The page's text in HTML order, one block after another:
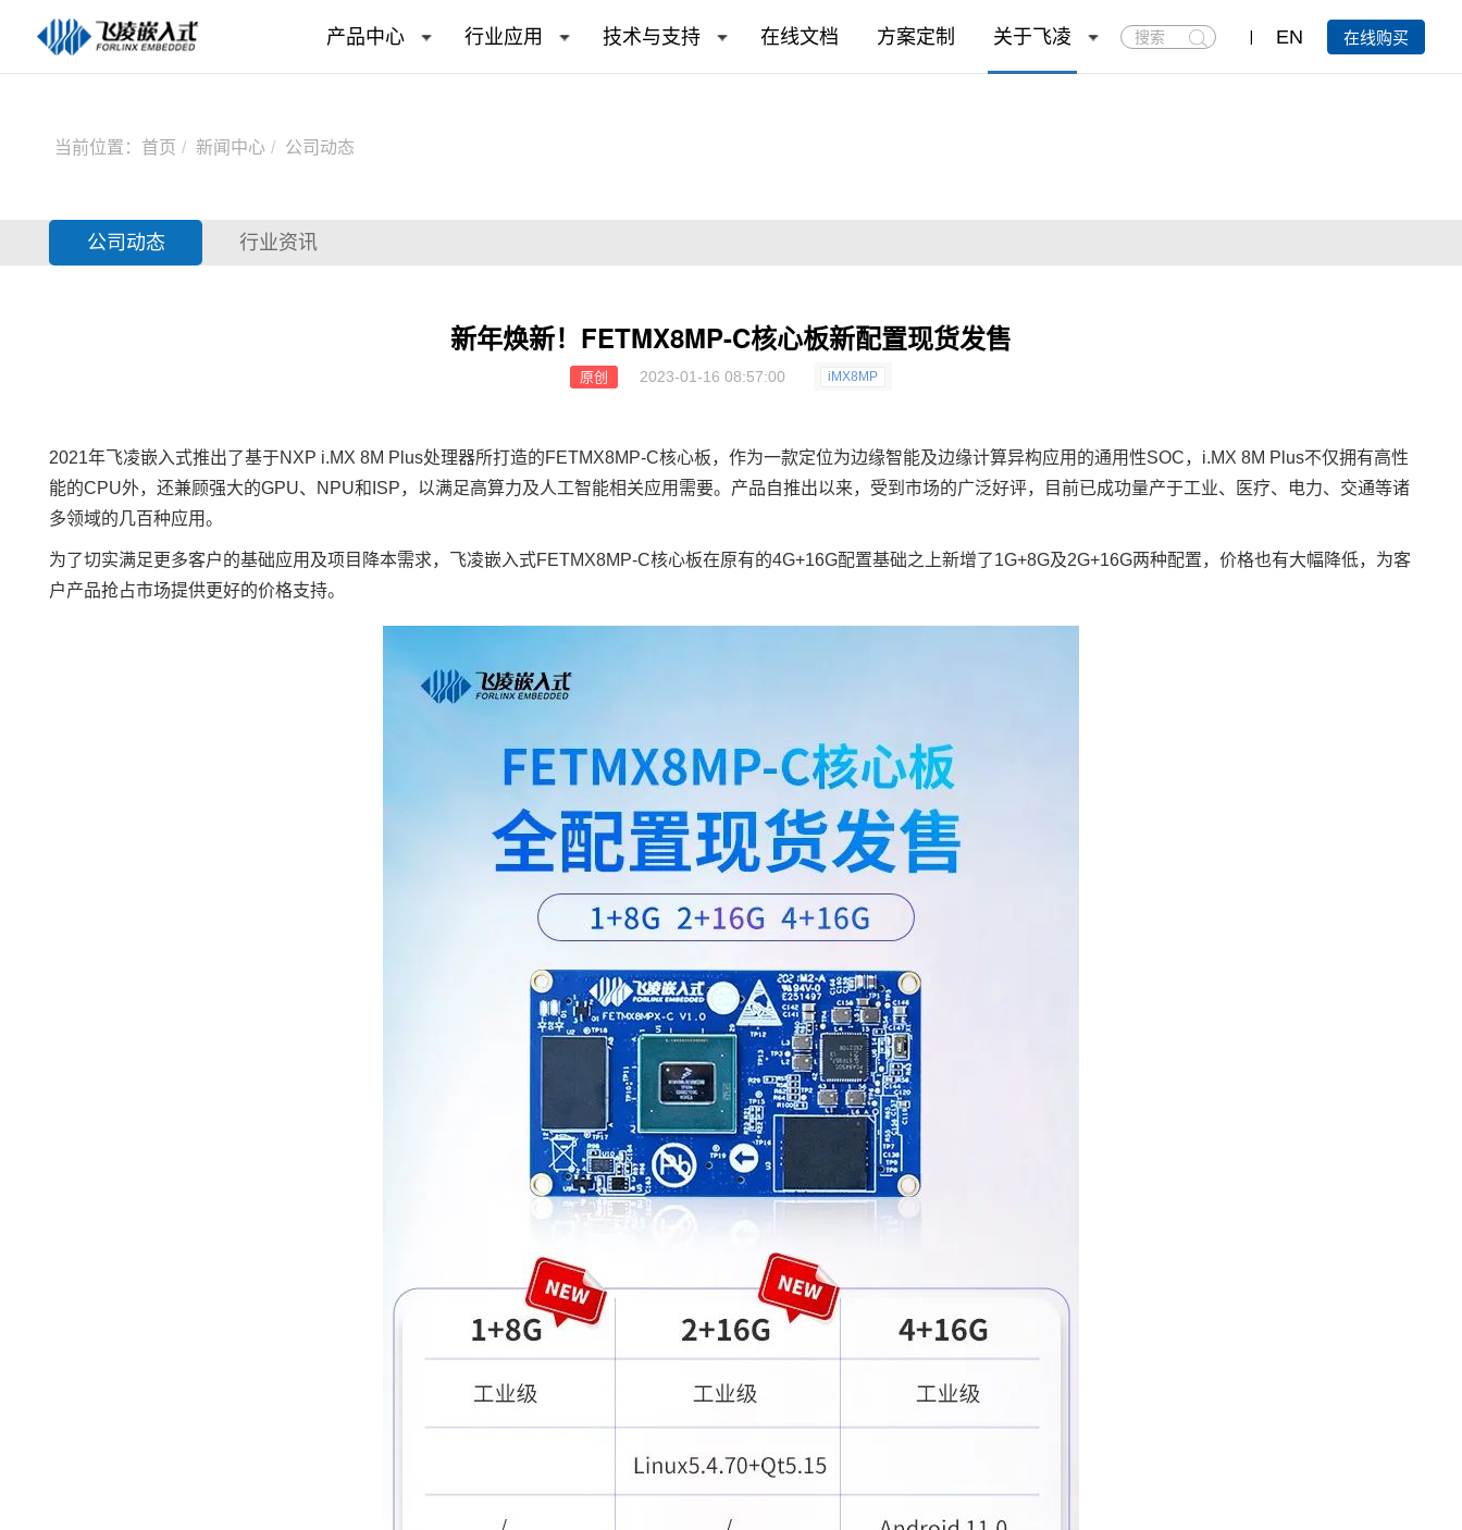
产品中心 行业应用 技术与支持 在线文档 方案定制 关于飞凌
搜
索
EN 在线购买
当前位置： 首页 新闻中心 公司动态
公司动态 行业资讯
新年焕新！FETMX8MP-C核心板新配置现货发售
原创 2023-01-16 08:57:00 iMX8MP
2021年飞凌嵌入式推出了基于NXP i.MX 8M Plus处理器所打造的FETMX8MP-C核心板，作为一款定位为边缘智能及边缘计算异构应用的通用性SOC，i.MX 8M Plus不仅拥有高性
能的CPU外，还兼顾强大的GPU、NPU和ISP，以满足高算力及人工智能相关应用需要。产品自推出以来，受到市场的广泛好评，目前已成功量产于工业、
医疗、 电力、交通等诸
多领域的几百种应用。
为了切实满足更多客户的基础应用及项目降本需求， 飞凌嵌入式FETMX8MP-C核心板在原有的4G+16G配置基础之上新增了1G+8G及2G+16G两种配置，价格也有大幅降低，为客
户产品抢占市场提供更好的价格支持。